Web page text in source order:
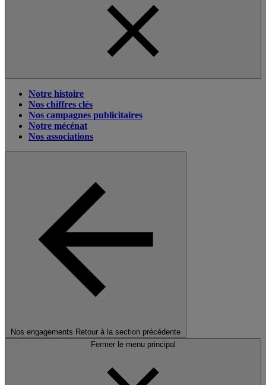
Notre histoire
Nos chiffres clés
Nos campagnes publicitaires
Notre mécénat
Nos associations
Nos engagements Retour à la section précédente
Fermer le menu principal